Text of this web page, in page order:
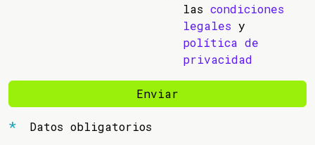
las condiciones
legales y
política de
privacidad
Enviar
Datos obligatorios